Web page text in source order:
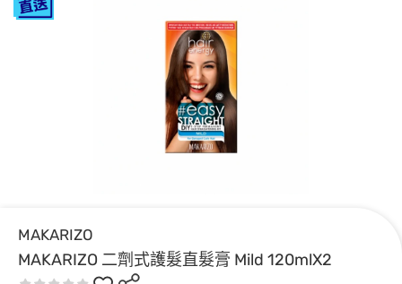
MAKARIZO
MAKARIZO 二劑式護髮直髮膏 Mild 120mlX2